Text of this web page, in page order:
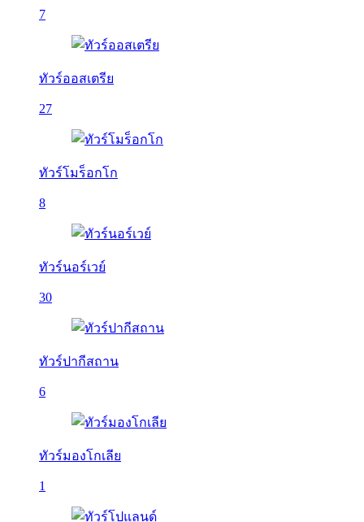
7
ทัวร์ออสเตรีย
27
ทัวร์โมร็อกโก
8
ทัวร์นอร์เวย์
30
ทัวร์ปากีสถาน
6
ทัวร์มองโกเลีย
1